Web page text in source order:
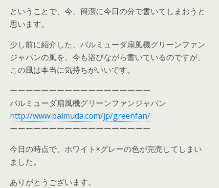
ということで、今、簡潔に今日の分で書いてしまおうと
思います。
少し前に紹介した、バルミューダ扇風機グリーンファン
ジャパンの風を、今も浴びながら書いているのですが、
この風は本当に気持ちがいいです。
ーーーーーーーーーーーーーーーーーー
バルミューダ扇風機グリーンファンジャパン
http://www.balmuda.com/jp/greenfan/
ーーーーーーーーーーーーーーーーーー
今日の時点で、ホワイト×グレーの色が完売してしまい
ました。
ありがとうございます。